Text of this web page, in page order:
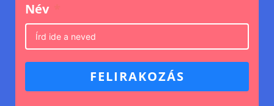
Név
FELIRAKOZÁS